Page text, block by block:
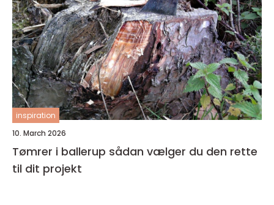
inspiration
10. March 2026
Tømrer i ballerup sådan vælger du den rette
til dit projekt